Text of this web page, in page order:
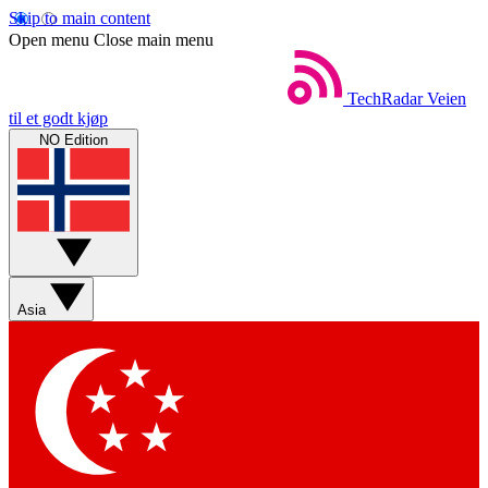
Skip to main content
Open menu Close main menu
TechRadar Veien
til et godt kjøp
NO Edition
Asia